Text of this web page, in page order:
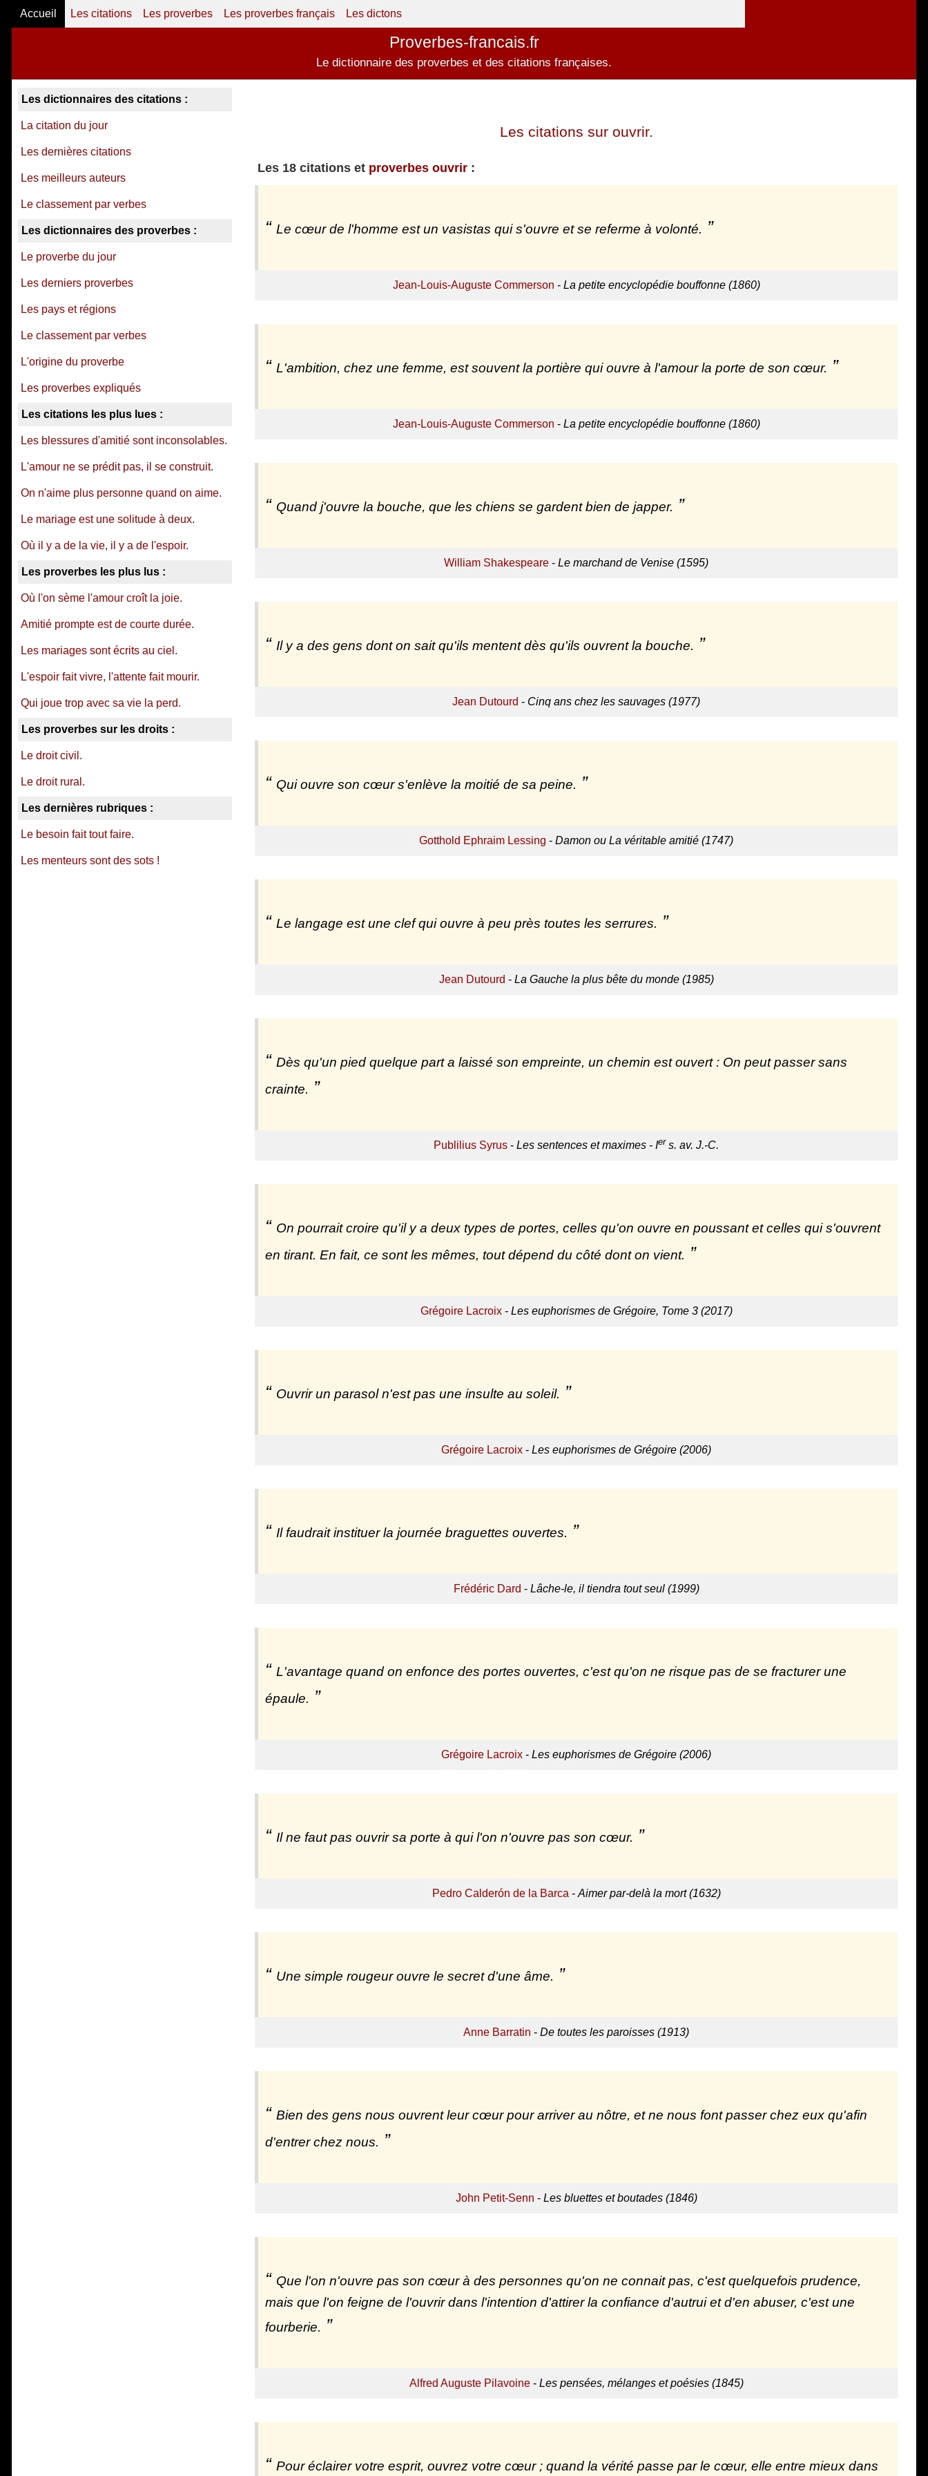
Accueil Les citations Les proverbes Les proverbes français Les dictons
Proverbes-francais.fr
Le dictionnaire des proverbes et des citations françaises.
Les citations sur ouvrir.
Les 18 citations et proverbes ouvrir :
Le cœur de l'homme est un vasistas qui s'ouvre et se referme à volonté.
Jean-Louis-Auguste Commerson - La petite encyclopédie bouffonne (1860)
L'ambition, chez une femme, est souvent la portière qui ouvre à l'amour la porte de son cœur.
Jean-Louis-Auguste Commerson - La petite encyclopédie bouffonne (1860)
Quand j'ouvre la bouche, que les chiens se gardent bien de japper.
William Shakespeare - Le marchand de Venise (1595)
Il y a des gens dont on sait qu'ils mentent dès qu'ils ouvrent la bouche.
Jean Dutourd - Cinq ans chez les sauvages (1977)
Qui ouvre son cœur s'enlève la moitié de sa peine.
Gotthold Ephraim Lessing - Damon ou La véritable amitié (1747)
Le langage est une clef qui ouvre à peu près toutes les serrures.
Jean Dutourd - La Gauche la plus bête du monde (1985)
Dès qu'un pied quelque part a laissé son empreinte, un chemin est ouvert : On peut passer sans
crainte.
Publilius Syrus - Les sentences et maximes - Ier s. av. J.-C.
On pourrait croire qu'il y a deux types de portes, celles qu'on ouvre en poussant et celles qui s'ouvrent
en tirant. En fait, ce sont les mêmes, tout dépend du côté dont on vient.
Grégoire Lacroix- Les euphorismes de Grégoire, Tome 3 (2017)
Ouvrir un parasol n'est pas une insulte au soleil.
Grégoire Lacroix - Les euphorismes de Grégoire (2006)
Il faudrait instituer la journée braguettes ouvertes.
Frédéric Dard - Lâche-le, il tiendra tout seul (1999)
L'avantage quand on enfonce des portes ouvertes, c'est qu'on ne risque pas de se fracturer une
épaule.
Grégoire Lacroix - Les euphorismes de Grégoire (2006)
Il ne faut pas ouvrir sa porte à qui l'on n'ouvre pas son cœur.
Pedro Calderón de la Barca - Aimer par-delà la mort (1632)
Une simple rougeur ouvre le secret d'une âme.
Anne Barratin - De toutes les paroisses (1913)
Bien des gens nous ouvrent leur cœur pour arriver au nôtre, et ne nous font passer chez eux qu'afin
d'entrer chez nous.
John Petit-Senn - Les bluettes et boutades (1846)
Que l'on n'ouvre pas son cœur à des personnes qu'on ne connait pas, c'est quelquefois prudence,
mais que l'on feigne de l'ouvrir dans l'intention d'attirer la confiance d'autrui et d'en abuser, c'est une
fourberie.
Alfred Auguste Pilavoine- Les pensées, mélanges et poésies (1845)
Pour éclairer votre esprit, ouvrez votre cœur ; quand la vérité passe par le cœur, elle entre mieux dans
Les dictionnaires des citations :
La citation du jour
Les dernières citations
Les meilleurs auteurs
Le classement par verbes
Les dictionnaires des proverbes :
Le proverbe du jour
Les derniers proverbes
Les pays et régions
Le classement par verbes
L'origine du proverbe
Les proverbes expliqués
Les citations les plus lues :
Les blessures d'amitié sont inconsolables.
L'amour ne se prédit pas, il se construit.
On n'aime plus personne quand on aime.
Le mariage est une solitude à deux.
Où il y a de la vie, il y a de l'espoir.
Les proverbes les plus lus :
Où l'on sème l'amour croît la joie.
Amitié prompte est de courte durée.
Les mariages sont écrits au ciel.
L'espoir fait vivre, l'attente fait mourir.
Qui joue trop avec sa vie la perd.
Les proverbes sur les droits :
Le droit civil.
Le droit rural.
Les dernières rubriques :
Le besoin fait tout faire.
Les menteurs sont des sots !